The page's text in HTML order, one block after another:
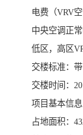
电费（VRV空
中央空调正
低区，高区
交楼标准：
交楼时间：
项目基本信息
占地面积：